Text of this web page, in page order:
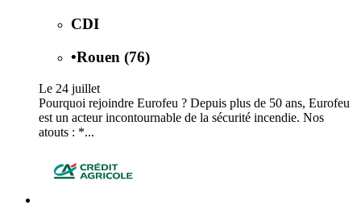
CDI
•Rouen (76)
Le 24 juillet
Pourquoi rejoindre Eurofeu ? Depuis plus de 50 ans, Eurofeu
est un acteur incontournable de la sécurité incendie. Nos
atouts : *...